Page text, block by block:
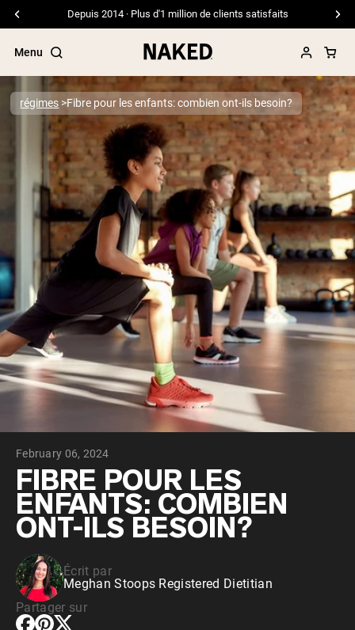
Depuis 2014 · Plus d'1 million de clients satisfaits
Menu
Termes de recherche populaires
”Protein Powder“
”Overnight Oats“
”Vegan protein“
”Collagen“
”Micellar Casein“
PROTÉINES EN POUDREMeilleure Vente
Protéine de pois
Protéine de Whey en Poudre
Peptides de collagène
Whey au chocolat issu de vaches
nourries à l'herbe
Whey de lait de vache nourrie à l'herbe à
la vanille
Whey de vache nourrie à l'herbe
Shop All Protéines En Poudre
PROTÉINES VÉGANES Meilleure Vente
Protéine de pois
régimes Fibre pour les enfants: combien ont-ils besoin?
February 06, 2024
FIBRE POUR LES
ENFANTS: COMBIEN
ONT-ILS BESOIN?
Écrit par
Meghan Stoops Registered Dietitian
Partager sur